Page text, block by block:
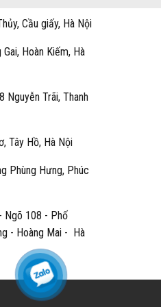
Cầu giấy, Hà Nội
Hoàn Kiếm, Hà
Nguyễn Trãi, Thanh
Tây Hồ, Hà Nội
Phùng Hưng, Phúc
Ngõ 108 - Phố
- Hoàng Mai - Hà